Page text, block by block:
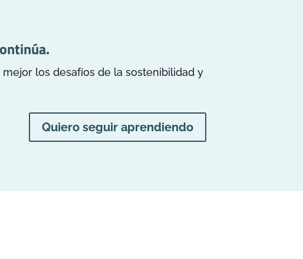
los desafíos de la sostenibilidad y
Quiero seguir aprendiendo